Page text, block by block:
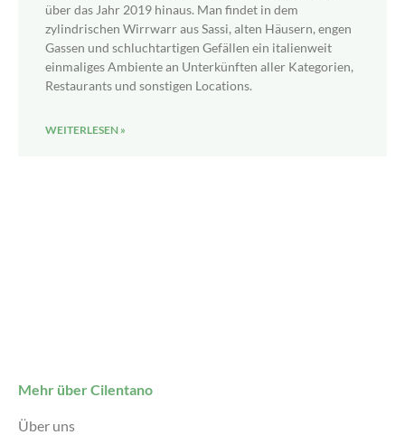
über das Jahr 2019 hinaus. Man findet in dem
zylindrischen Wirrwarr aus Sassi, alten Häusern, engen
Gassen und schluchtartigen Gefällen ein italienweit
einmaliges Ambiente an Unterkünften aller Kategorien,
Restaurants und sonstigen Locations.
WEITERLESEN »
Mehr über Cilentano
Über uns